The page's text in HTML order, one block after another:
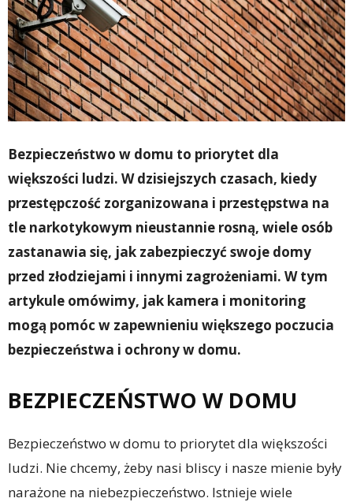
Bezpieczeństwo w domu to priorytet dla
większości ludzi. W dzisiejszych czasach, kiedy
przestępczość zorganizowana i przestępstwa na
tle narkotykowym nieustannie rosną, wiele osób
zastanawia się, jak zabezpieczyć swoje domy
przed złodziejami i innymi zagrożeniami. W tym
artykule omówimy, jak kamera i monitoring
mogą pomóc w zapewnieniu większego poczucia
bezpieczeństwa i ochrony w domu.
BEZPIECZEŃSTWO W DOMU
Bezpieczeństwo w domu to priorytet dla większości
ludzi. Nie chcemy, żeby nasi bliscy i nasze mienie były
narażone na niebezpieczeństwo. Istnieje wiele